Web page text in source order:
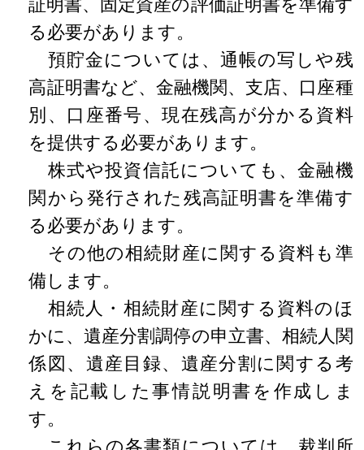
証明書、固定資産の評価証明書を準備す
る必要があります。
預貯金については、通帳の写しや残
高証明書など、金融機関、支店、口座種
別、口座番号、現在残高が分かる資料
を提供する必要があります。
株式や投資信託についても、金融機
関から発行された残高証明書を準備す
る必要があります。
その他の相続財産に関する資料も準
備します。
相続人・相続財産に関する資料のほ
かに、遺産分割調停の申立書、相続人関
係図、遺産目録、遺産分割に関する考
えを記載した事情説明書を作成しま
す。